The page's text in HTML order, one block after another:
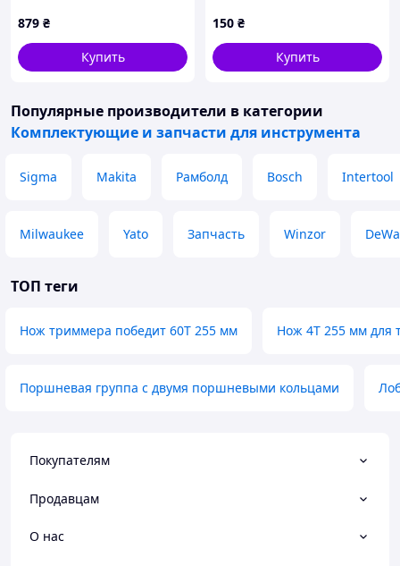
879 ₴
Купить
150 ₴
Купить
Популярные производители в категории
Комплектующие и запчасти для инструмента
Sigma Makita Рамболд Bosch Intertool
Milwaukee Yato Запчасть Winzor
ТОП теги
Нож триммера победит 60Т 255 мм Нож 4Т 255 мм для
Поршневая группа с двумя поршневыми кольцами
Покупателям
Продавцам
О нас